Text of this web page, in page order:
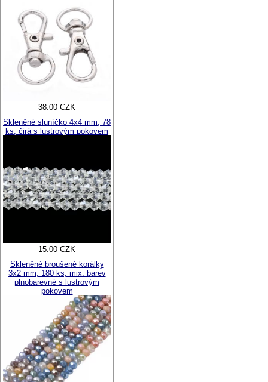
38.00 CZK
Skleněné sluníčko 4x4 mm, 78
ks, čirá s lustrovým pokovem
15.00 CZK
Skleněné broušené korálky
3x2 mm, 180 ks, mix. barev
plnobarevné s lustrovým
pokovem